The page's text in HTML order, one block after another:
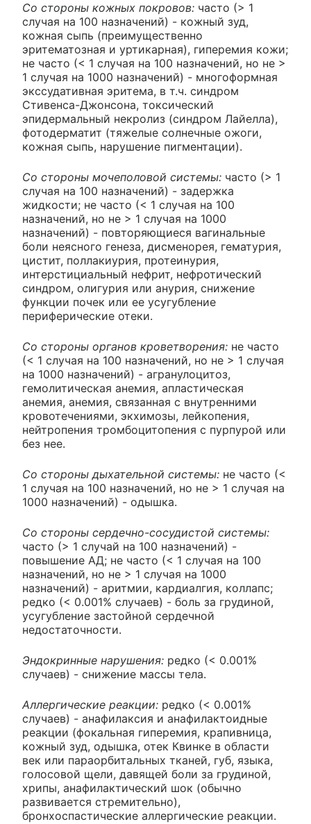
Со стороны кожных покровов: часто (> 1
случая на 100 назначений) - кожный зуд,
кожная сыпь (преимущественно
эритематозная и уртикарная), гиперемия кожи;
не часто (< 1 случая на 100 назначений, но не >
1 случая на 1000 назначений) - многоформная
экссудативная эритема, в т.ч. синдром
Стивенса-Джонсона, токсический
эпидермальный некролиз (синдром Лайелла),
фотодерматит (тяжелые солнечные ожоги,
кожная сыпь, нарушение пигментации).
Со стороны мочеполовой системы: часто (> 1
случая на 100 назначений) - задержка
жидкости; не часто (< 1 случая на 100
назначений, но не > 1 случая на 1000
назначений) - повторяющиеся вагинальные
боли неясного генеза, дисменорея, гематурия,
цистит, поллакиурия, протеинурия,
интерстициальный нефрит, нефротический
синдром, олигурия или анурия, снижение
функции почек или ее усугубление
периферические отеки.
Со стороны органов кроветворения: не часто
(< 1 случая на 100 назначений, но не > 1 случая
на 1000 назначений) - агранулоцитоз,
гемолитическая анемия, апластическая
анемия, анемия, связанная с внутренними
кровотечениями, экхимозы, лейкопения,
нейтропения тромбоцитопения с пурпурой или
без нее.
Со стороны дыхательной системы: не часто (<
1 случая на 100 назначений, но не > 1 случая на
1000 назначений) - одышка.
Со стороны сердечно-сосудистой системы:
часто (> 1 случай на 100 назначений) -
повышение АД; не часто (< 1 случая на 100
назначений, но не > 1 случая на 1000
назначений) - аритмии, кардиалгия, коллапс;
редко (< 0.001% случаев) - боль за грудиной,
усугубление застойной сердечной
недостаточности.
Эндокринные нарушения: редко (< 0.001%
случаев) - снижение массы тела.
Аллергические реакции: редко (< 0.001%
случаев) - анафилаксия и анафилактоидные
реакции (фокальная гиперемия, крапивница,
кожный зуд, одышка, отек Квинке в области
век или параорбитальных тканей, губ, языка,
голосовой щели, давящей боли за грудиной,
хрипы, анафилактический шок (обычно
развивается стремительно),
бронхоспастические аллергические реакции.